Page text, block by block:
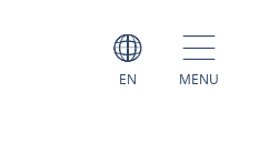
EN MENU